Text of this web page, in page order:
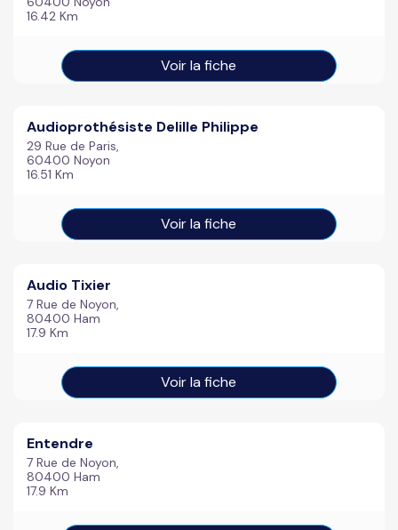
16.42 Km
Voir la fiche
Audioprothésiste Delille Philippe
29 Rue de Paris,
60400 Noyon
16.51 Km
Voir la fiche
Audio Tixier
7 Rue de Noyon,
80400 Ham
17.9 Km
Voir la fiche
Entendre
7 Rue de Noyon,
80400 Ham
17.9 Km